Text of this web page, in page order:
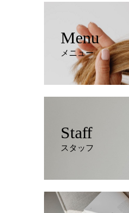
Menu
メニュー
Staff
スタッフ